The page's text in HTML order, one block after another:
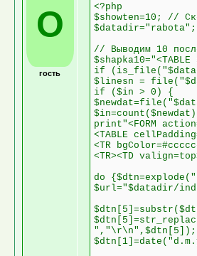
О
гость
<?php
$showten=10; //
$datadir="rabota";
// Выводим 10
if
$linesn =
if ($in > 0) {
print"<FORM
<TABLE
<TR
<TR><TD
do
$url="$datadir/
","\r\n",$dtn[5]);